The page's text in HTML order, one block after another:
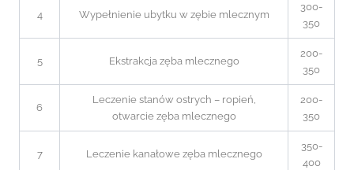
4 Wypełnienie ubytku w zębie mlecznym
300-
350
5 Ekstrakcja zęba mlecznego
200-
350
6
Leczenie stanów ostrych – ropień,
otwarcie zęba mlecznego
200-
350
7 Leczenie kanałowe zęba mlecznego
350-
400